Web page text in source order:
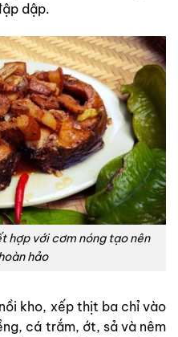
dập.
hợp với cơm nóng tạo nên
hảo
kho, xếp thịt ba chỉ vào
cá trắm, ớt, sả và nêm